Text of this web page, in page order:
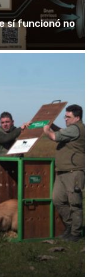
sí funcionó no